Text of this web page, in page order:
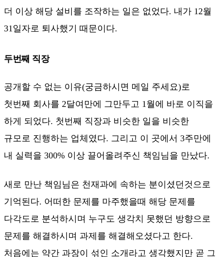
더 이상 해당 설비를 조작하는 일은 없었다. 내가 12월
31일자로 퇴사했기 때문이다.
두번째 직장
공개할 수 없는 이유(궁금하시면 메일 주세요)로
첫번째 회사를 2달여만에 그만두고 1월에 바로 이직을
하게 되었다. 첫번째 직장과 비슷한 일을 비슷한
규모로 진행하는 업체였다. 그리고 이 곳에서 3주만에
내 실력을 300% 이상 끌어올려주신 책임님을 만났다.
새로 만난 책임님은 천재과에 속하는 분이셨던것으로
기억된다. 어떠한 문제를 마주했을때 해당 문제를
다각도로 분석하시며 누구도 생각치 못했던 방향으로
문제를 해결하시며 과제를 해결해오셨다고 한다.
처음에는 약간 과장이 섞인 소개라고 생각했지만 곧 그